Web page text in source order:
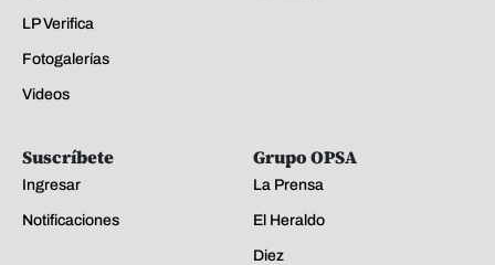
LP Verifica
Fotogalerías
Videos
Suscríbete
Ingresar
Notificaciones
Grupo OPSA
La Prensa
El Heraldo
Diez